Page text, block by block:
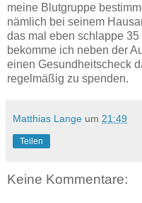
meine Blutgruppe
nämlich bei seinem
das mal eben schlappe
bekomme ich neben der
einen Gesundheitscheck
regelmäßig zu spenden.
Matthias Lange um 21:49
Teilen
Keine Kommentare: